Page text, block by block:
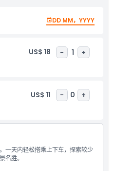
DD MM，YYYY
US$ 18 - 1 +
US$ 11 - 0 +
一天内轻松搭乘上下车，探索较少
名胜。